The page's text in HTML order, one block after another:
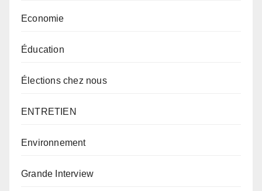
Economie
Éducation
Élections chez nous
ENTRETIEN
Environnement
Grande Interview